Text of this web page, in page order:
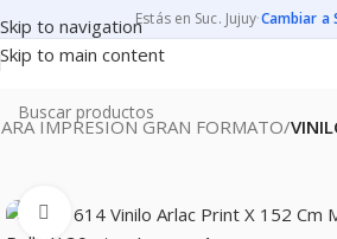
Skip to navigation
Skip to main content
Estás en Suc. Jujuy·Cambiar a
IMPRESION GRAN FORMATO
Clic para ampliar